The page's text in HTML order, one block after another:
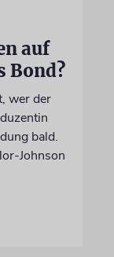
auf
Bond?
wer der
bald.
Johnson